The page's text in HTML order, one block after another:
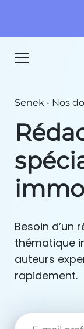
Senek • Nos
Besoin d’un
thématique
auteurs
rapidement.